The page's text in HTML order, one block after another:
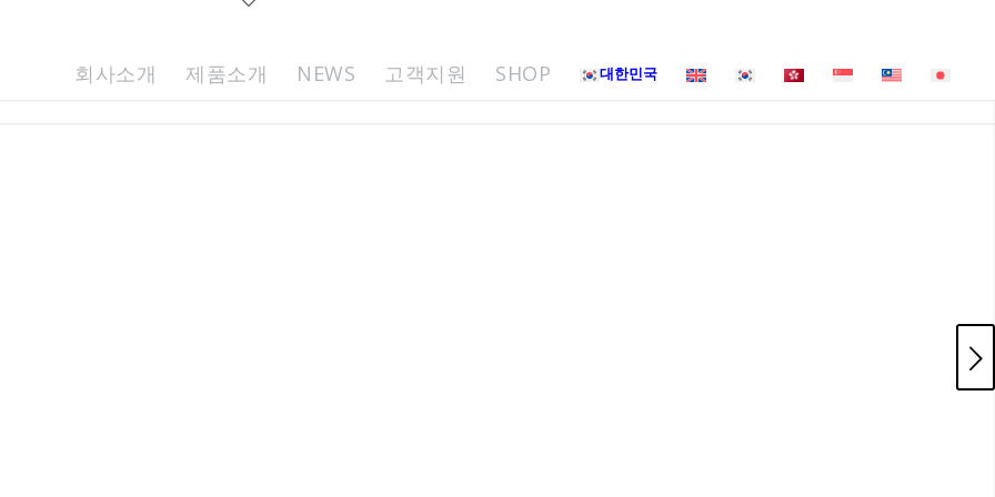
회사소개 제품소개 NEWS 고객지원 SHOP 대한민국